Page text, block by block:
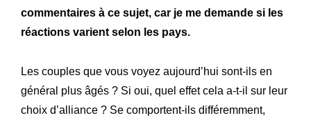
commentaires à ce sujet, car je me demande si les
réactions varient selon les pays.
Les couples que vous voyez aujourd’hui sont-ils en
général plus âgés ? Si oui, quel effet cela a-t-il sur leur
choix d’alliance ? Se comportent-ils différemment,